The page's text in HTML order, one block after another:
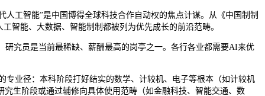
智能”是中国博得全球科技合作自动权的焦点计谋。从《中国制制
工智能、大数据、智能制制都被列为优先成长的前沿范畴。
员是当前最稀缺、薪酬最高的岗亭之一。各行各业都需要AI来优
业径：本科阶段打好结实的数学、计较机、电子等根本（如计较机
究生阶段或通过辅修向具体使用范畴（如金融科技、智能交通、数